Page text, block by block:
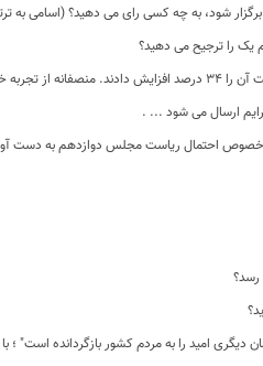
شود، به چه کسی رای می دهید؟ (اسامی به
یک را ترجیح می دهید؟
این مدت بگویید.
ارسال می شود ... .
خصوص احتمال ریاست مجلس دوازدهم به دست
رسد؟
امید را به مردم کشور بازگردانده است" ؛ با